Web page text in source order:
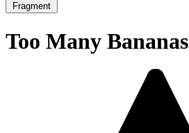
Fragment
Too Many Bananas